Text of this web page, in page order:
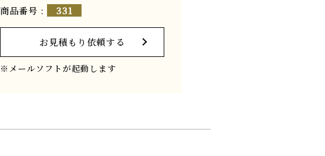
商品番号 : 331
お見積もり依頼する
※メールソフトが起動します